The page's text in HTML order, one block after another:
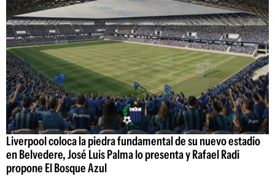
Liverpool coloca la piedra fundamental de su nuevo estadio
en Belvedere, José Luis Palma lo presenta y Rafael Radi
propone El Bosque Azul